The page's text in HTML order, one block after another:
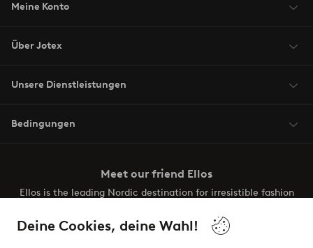
Deine Cookies, deine Wahl!
Meine Konto
Über Jotex
Unsere Dienstleistungen
Bedingungen
Meet our friend Ellos
Ellos is the leading Nordic destination for irresistible fashion
the latest trends, curated to make finding your next look
effortless. It’s all here.